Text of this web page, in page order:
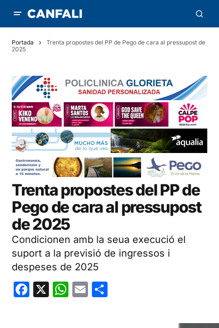
Portada
Trenta propostes del PP de Pego de cara al pressupost de
2025
Trenta propostes del PP de
Pego de cara al pressupost
de 2025
Condicionen amb la seua execució el
suport a la previsió de ingressos i
despeses de 2025
Facebook
X WhatsApp
Email